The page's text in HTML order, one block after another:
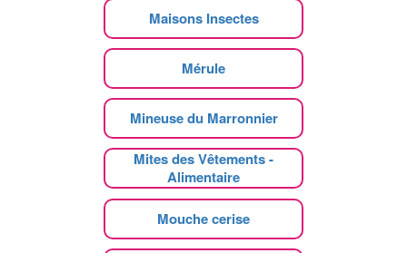
Maisons Insectes
Mérule
Mineuse du Marronnier
Mites des Vêtements -
Alimentaire
Mouche cerise